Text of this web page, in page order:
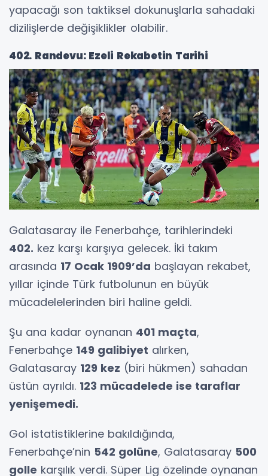
yapacağı son taktiksel dokunuşlarla sahadaki
dizilişlerde değişiklikler olabilir.
402. Randevu: Ezeli Rekabetin Tarihi
Galatasaray ile Fenerbahçe, tarihlerindeki
402. kez karşı karşıya gelecek. İki takım
arasında 17 Ocak 1909’da başlayan rekabet,
yıllar içinde Türk futbolunun en büyük
mücadelelerinden biri haline geldi.
Şu ana kadar oynanan 401 maçta,
Fenerbahçe 149 galibiyet alırken,
Galatasaray 129 kez (biri hükmen) sahadan
üstün ayrıldı. 123 mücadelede ise taraflar
yenişemedi.
Gol istatistiklerine bakıldığında,
Fenerbahçe’nin 542 golüne, Galatasaray 500
golle karşılık verdi. Süper Lig özelinde oynanan